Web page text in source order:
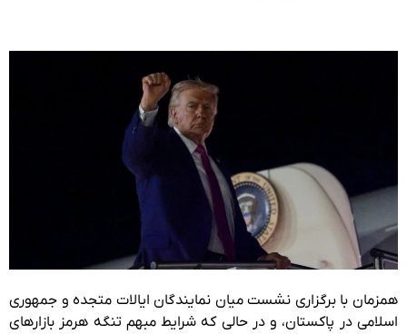
همزمان با برگزاری نشست میان نمایندگان ایالات متجده و جمهوری
اسلامی در پاکستان، و در حالی که شرایط مبهم تنگه هرمز بازارهای